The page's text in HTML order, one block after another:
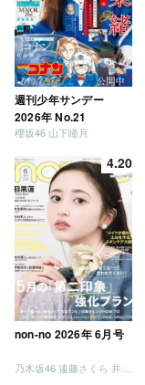
週刊少年サンデー
2026年 No.21
櫻坂46 山下瞳月
4.20
non-no 2026年 6月号